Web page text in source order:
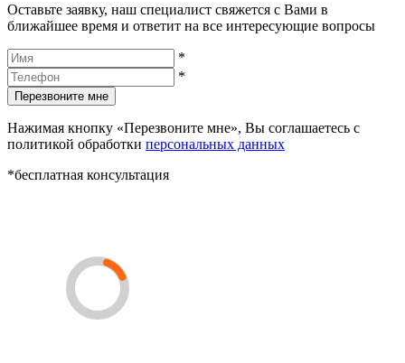
Оставьте заявку, наш специалист свяжется с Вами в
ближайшее время и ответит на все интересующие вопросы
*
*
Перезвоните мне
Нажимая кнопку «Перезвоните мне», Вы соглашаетесь с
политикой обработки персональных данных
*бесплатная консультация